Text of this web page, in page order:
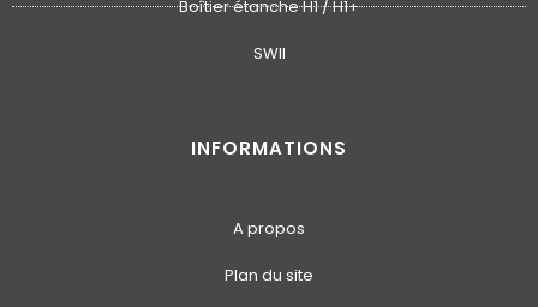
Boîtier étanche H1 / H1+
SWII
INFORMATIONS
A propos
Plan du site